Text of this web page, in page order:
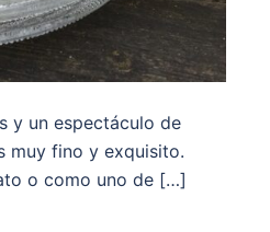
y un espectáculo de
muy fino y exquisito.
o como uno de […]